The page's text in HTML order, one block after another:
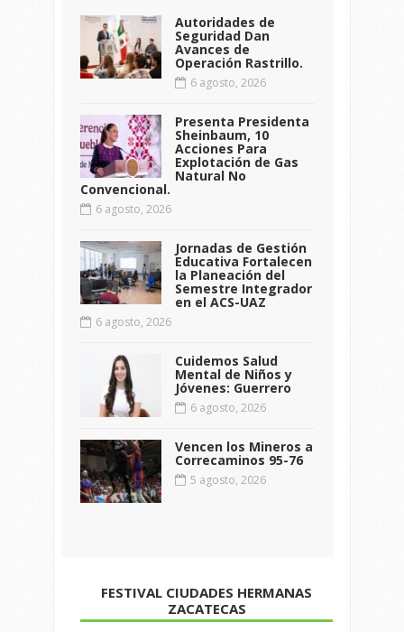
Autoridades de
Seguridad Dan
Avances de
Operación Rastrillo.
6 agosto, 2026
Presenta Presidenta
Sheinbaum, 10
Acciones Para
Explotación de Gas
Natural No
Convencional.
6 agosto, 2026
Jornadas de Gestión
Educativa Fortalecen
la Planeación del
Semestre Integrador
en el ACS-UAZ
6 agosto, 2026
Cuidemos Salud
Mental de Niños y
Jóvenes: Guerrero
6 agosto, 2026
Vencen los Mineros a
Correcaminos 95-76
5 agosto, 2026
FESTIVAL CIUDADES HERMANAS
ZACATECAS